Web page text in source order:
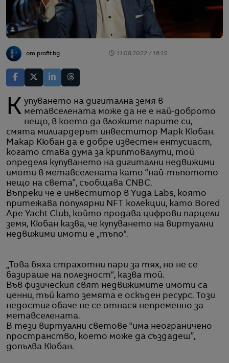
от profit.bg 11.08.2022 / 16:15
Купуването на дигитална земя в метавселената може да не е най-доброто
нещо, в което да вложите парите си,
смята милиардерът инвеститор Марк Кюбан.
Макар Кюбан да е добре известен ентусиаст,
когато става дума за криптовалути, той
определя купуването на дигитални недвижими
имоти в метавселената като “най-тъпотото
нещо на света”, съобщава CNBC.
Въпреки че е инвеститор в Yuga Labs, която
притежава популярни NFT колекции, като Bored
Ape Yacht Club, който продава цифрови парцели
земя, Кюбан казва, че купуването на виртуални
недвижими имоти е „тъпо“.
„Това бяха страхотни пари за тях, но не се
базираше на полезност“, казва той.
Във физическия свят недвижимите имоти са
ценни, тъй като земята е оскъден ресурс. Този
недостиг обаче не се отнася непременно за
метавселената.
В тези виртуални светове “има неограничено
пространство, което може да създадеш”,
допълва Кюбан.